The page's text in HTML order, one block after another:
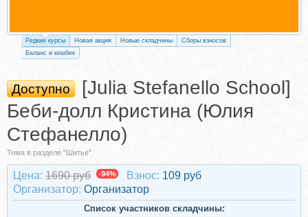
Редкие курсы Новая акция Новые складчины
Сборы взносов
Баланс и кешбек
Доступно
[Julia Stefanello School]
Беби-долл Кристина (Юлия
Стефанелло)
Тема в разделе "Шитье"
Цена: 1690 руб -94% Взнос: 109 руб
Организатор: Организатор
Список участников складчины: